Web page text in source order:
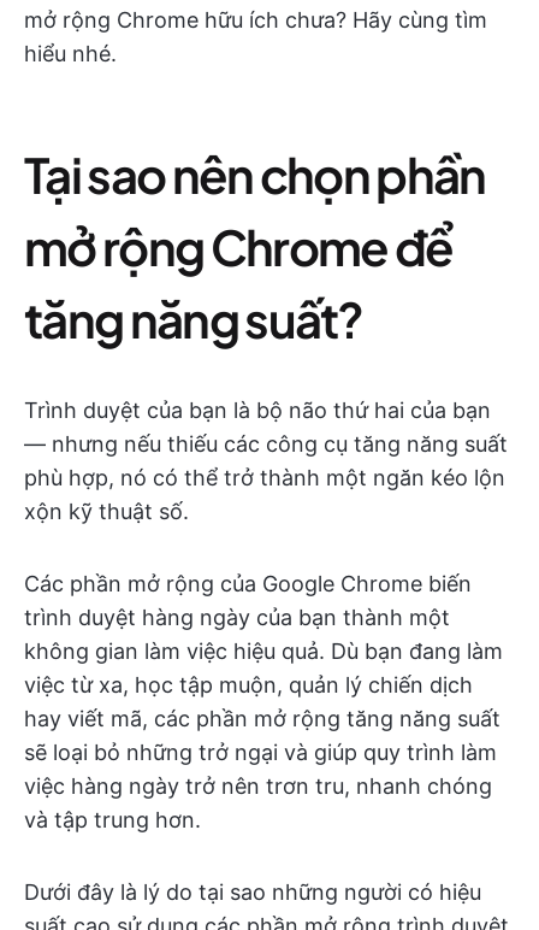
mở rộng Chrome hữu ích chưa? Hãy cùng tìm
hiểu nhé.
Tại sao nên chọn phần
mở rộng Chrome để
tăng năng suất?
Trình duyệt của bạn là bộ não thứ hai của bạn
— nhưng nếu thiếu các công cụ tăng năng suất
phù hợp, nó có thể trở thành một ngăn kéo lộn
xộn kỹ thuật số.
Các phần mở rộng của Google Chrome biến
trình duyệt hàng ngày của bạn thành một
không gian làm việc hiệu quả. Dù bạn đang làm
việc từ xa, học tập muộn, quản lý chiến dịch
hay viết mã, các phần mở rộng tăng năng suất
sẽ loại bỏ những trở ngại và giúp quy trình làm
việc hàng ngày trở nên trơn tru, nhanh chóng
và tập trung hơn.
Dưới đây là lý do tại sao những người có hiệu